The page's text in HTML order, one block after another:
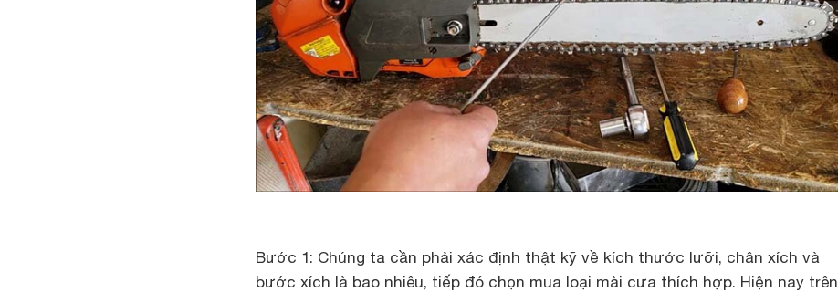
Bước 1: Chúng ta cần phải xác định thật kỹ về kích thước lưỡi, chân xích và
bước xích là bao nhiêu, tiếp đó chọn mua loại mài cưa thích hợp. Hiện nay trên